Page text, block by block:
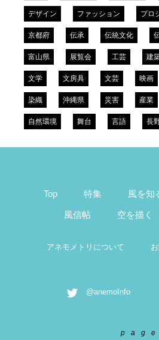
デザイン ファッション プロ
京都府 伝承 伝統文化
富山県 展覧会 工芸 建
文学 文房具 文芸 映画
染織 沖縄県 災害 産業
自然環境 舞台 言語 長
Top 特集 風を知
風信帖 空を描く
アネモメトリについて
@anemoInfo